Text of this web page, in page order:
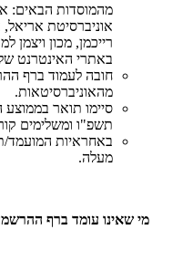
מהמוסדות הבאים:
אוניברסיטת אריאל,
רייכמן, מכון
באתרי האינטרנט
חובה לעמוד ברף
מהאוניברסיטאות.
סיימו תואר
תשפ"ו ומשלימים
באחראיות המועמד/
מעלה.
מי שאינו עומד ברף